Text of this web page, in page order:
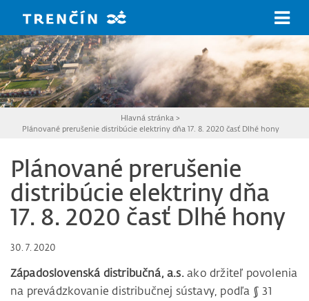
Hlavná stránka >
Plánované prerušenie distribúcie elektriny dňa 17. 8. 2020 časť Dlhé hony
Plánované prerušenie
distribúcie elektriny dňa
17. 8. 2020 časť Dlhé hony
30. 7. 2020
Západoslovenská distribučná, a.s.ako držiteľ povolenia
na prevádzkovanie distribučnej sústavy, podľa § 31